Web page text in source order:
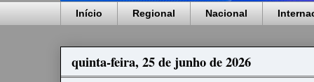
Início Regional Nacional
quinta-feira, 25 de junho de 2026